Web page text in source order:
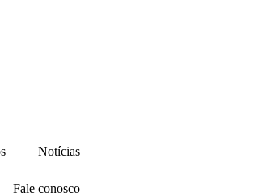
Notícias
Fale conosco